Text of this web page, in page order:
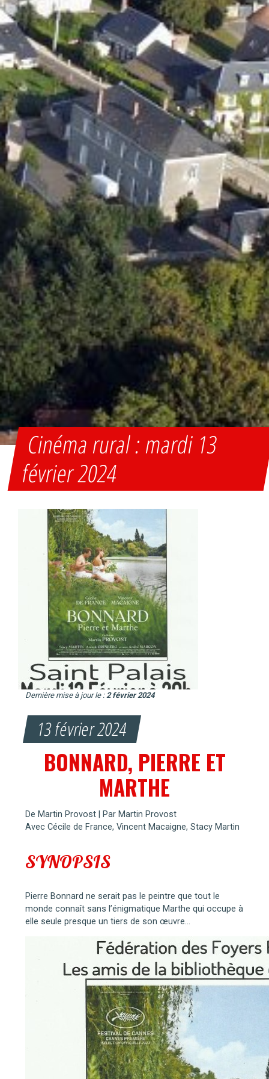
Cinéma rural : mardi 13
février 2024
Dernière mise à jour le : 2 février 2024
13 février 2024
BONNARD, PIERRE ET
MARTHE
De Martin Provost | Par Martin Provost
Avec Cécile de France, Vincent Macaigne, Stacy Martin
SYNOPSIS
Pierre Bonnard ne serait pas le peintre que tout le
monde connaît sans l’énigmatique Marthe qui occupe à
elle seule presque un tiers de son œuvre…